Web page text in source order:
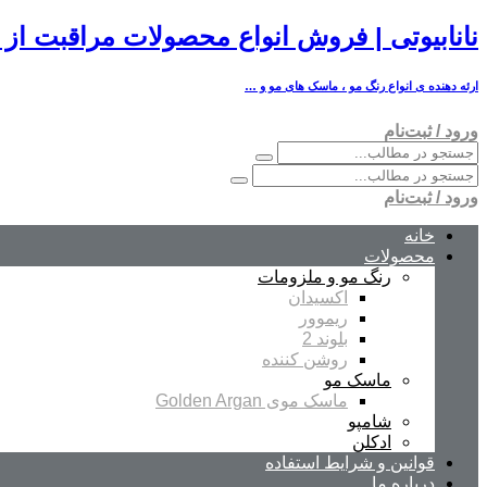
نانابیوتی | فروش انواع محصولات مراقبت
ارئه دهنده ی انواع رنگ مو ، ماسک های مو و …
ورود / ثبت‌نام
ورود / ثبت‌نام
خانه
محصولات
رنگ مو و ملزومات
اکسیدان
ریموور
بلوند 2
روشن کننده
ماسک مو
ماسک موی Golden Argan
شامپو
ادکلن
قوانین و شرایط استفاده
درباره ما